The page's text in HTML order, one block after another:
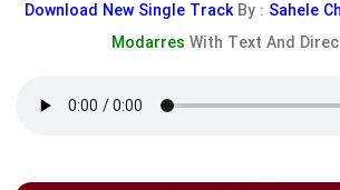
Download New Single Track By : Sahele
Modarres With Text And